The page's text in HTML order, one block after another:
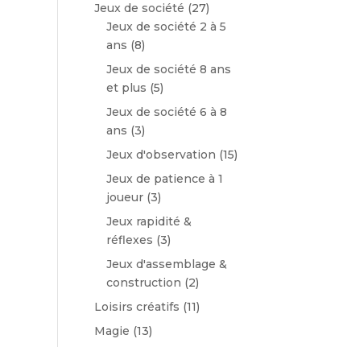
Jeux de société (27)
Jeux de société 2 à 5
ans (8)
Jeux de société 8 ans
et plus (5)
Jeux de société 6 à 8
ans (3)
Jeux d'observation (15)
Jeux de patience à 1
joueur (3)
Jeux rapidité &
réflexes (3)
Jeux d'assemblage &
construction (2)
Loisirs créatifs (11)
Magie (13)